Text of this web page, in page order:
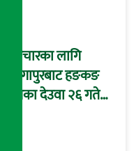
उपचारका लागि
सिंगापुरबाट हङकङ
पुगेका देउवा २६ गते